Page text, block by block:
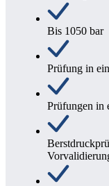
Bis 1050 bar
Prüfung in
Prüfungen in